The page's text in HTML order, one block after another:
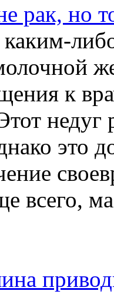
рак, но
к
недуг
это
всего,